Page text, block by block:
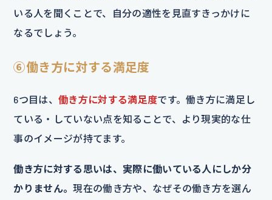
いる人を聞くことで、自分の適性を見直すきっかけに
なるでしょう。
⑥働き方に対する満足度
6つ目は、 働き方に対する満足度です。働き方に満足し
ている・していない点を知ることで、より現実的な仕
事のイメージが持てます。
働き方に対する思いは、実際に働いている人にしか分
かりません。現在の働き方や、なぜその働き方を選ん